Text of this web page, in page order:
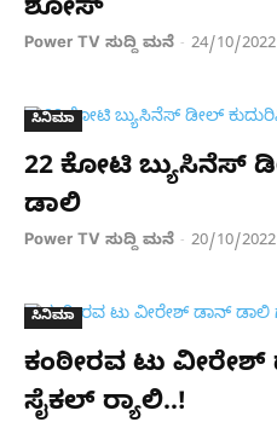
ಶೋಸ್
Power TV ಸುದ್ದಿ ಮನೆ - 24/10/2022
ಸಿನಿಮಾ
22 ಕೋಟಿ ಬ್ಯುಸಿನೆಸ್
ಡಾಲಿ
Power TV ಸುದ್ದಿ ಮನೆ - 20/10/2022
ಸಿನಿಮಾ
ಕಂಠೀರವ ಟು
ಸೈಕಲ್ ರ‍್ಯಾಲಿ..!